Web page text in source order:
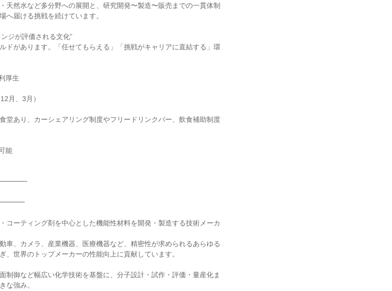
天然水など多分野への展開と、研究開発〜製造〜販売までの一貫体制
へ届ける挑戦を続けています。
ジが評価される文化”
ドがあります。「任せてもらえる」「挑戦がキャリアに直結する」環
厚生
月、3月）
堂あり、カーシェアリング制度やフリードリンクバー、飲食補助制度
能
コーティング剤を中心とした機能性材料を開発・製造する技術メーカ
車、カメラ、産業機器、医療機器など、精密性が求められるあらゆる
、世界のトップメーカーの性能向上に貢献しています。
制御など幅広い化学技術を基盤に、分子設計・試作・評価・量産化ま
な強み。